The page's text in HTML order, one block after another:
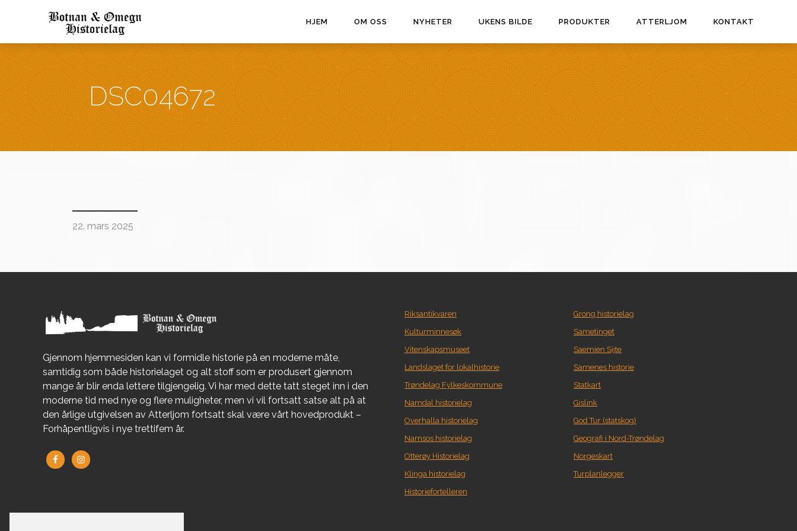
HJEM OM OSS NYHETER UKENS BILDE PRODUKTER ATTERLJOM KONTAKT
DSC04672
22. mars 2025
Gjennom hjemmesiden kan vi formidle historie på en moderne måte,
samtidig som både historielaget og alt stoff som er produsert gjennom
mange år blir enda lettere tilgjengelig. Vi har med dette tatt steget inn i den
moderne tid med nye og flere muligheter, men vi vil fortsatt satse alt på at
den årlige utgivelsen av Atterljom fortsatt skal være vårt hovedprodukt –
Forhåpentligvis i nye trettifem år.
Riksantikvaren
Kulturminnesøk
Vitenskapsmuseet
Landslaget for lokalhistorie
Trøndelag Fylkeskommune
Namdal historielag
Overhalla historielag
Namsos historielag
Otterøy Historielag
Klinga historielag
Historiefortelleren
Grong historielag
Sametinget
Saemien Sijte
Samenes historie
Statkart
Gislink
God Tur (statskog)
Geografi i Nord-Trøndelag
Norgeskart
Turplanlegger